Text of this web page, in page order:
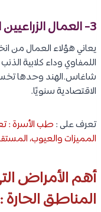
3- العمال الزراعيين البالغين :
يعاني هؤلاء العمال من
اللمفاوي وداء كلابية
شاغاس.الهند وحدها تخسر
الاقتصادية سنويًا.
تعرف على : طب الأسرة :
المميزات والعيوب،
أهم الأمراض
المناطق الحارة :